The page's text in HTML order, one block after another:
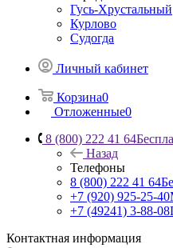
Гусь-Хрустальный
Курлово
Судогда
Личный кабинет
Корзина0
Отложенные0
8 (800) 222 41 64
Назад
Телефоны
8 (800) 222 41 64
+7 (920) 925-25-40
+7 (49241) 3-88-08
Контактная информация